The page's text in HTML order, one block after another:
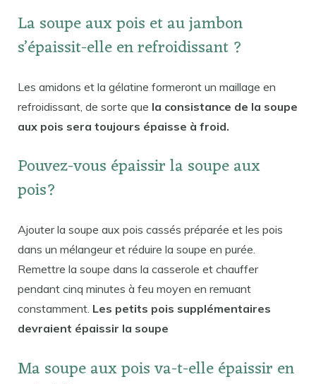
La soupe aux pois et au jambon
s’épaissit-elle en refroidissant ?
Les amidons et la gélatine formeront un maillage en
refroidissant, de sorte que la consistance de la soupe
aux pois sera toujours épaisse à froid.
Pouvez-vous épaissir la soupe aux
pois?
Ajouter la soupe aux pois cassés préparée et les pois
dans un mélangeur et réduire la soupe en purée.
Remettre la soupe dans la casserole et chauffer
pendant cinq minutes à feu moyen en remuant
constamment. Les petits pois supplémentaires
devraient épaissir la soupe
Ma soupe aux pois va-t-elle épaissir en